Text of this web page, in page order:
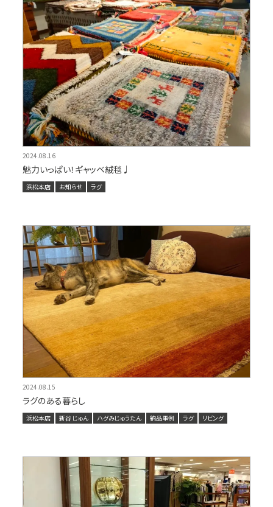
2024.08.16
魅力いっぱい！ギャッベ絨毯♩
浜松本店 お知らせ ラグ
2024.08.15
ラグのある暮らし
浜松本店 新谷 じゅん ハグみじゅうたん 納品事例 ラグ リビング